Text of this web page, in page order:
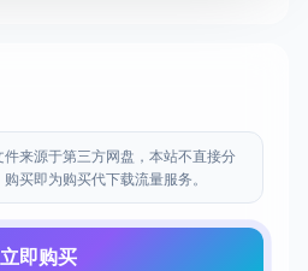
来源于第三方网盘，本站不直接分
买即为购买代下载流量服务。
立即购买